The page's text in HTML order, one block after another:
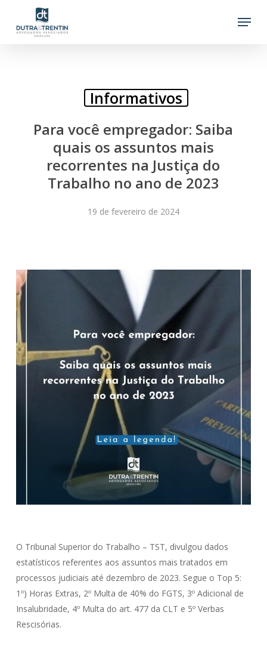
Menu
Informativos
Para você empregador: Saiba
quais os assuntos mais
recorrentes na Justiça do
Trabalho no ano de 2023
19 de fevereiro de 2024
O Tribunal Superior do Trabalho – TST, divulgou dados
estatísticos referentes aos assuntos mais tratados em
processos judiciais até dezembro de 2023. Segue o Top 5:
1º) Horas Extras, 2º Multa de 40% do FGTS, 3º Adicional de
Insalubridade, 4º Multa do art. 477 da CLT e 5º Verbas
Rescisórias.